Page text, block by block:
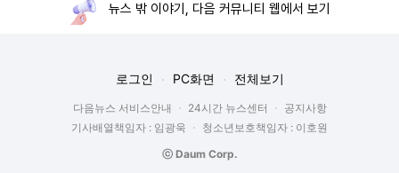
뉴스 밖 이야기, 다음 커뮤니티 웹에서 보기
로그인 PC화면 전체보기
다음뉴스 서비스안내 24시간 뉴스센터
공지사항
기사배열책임자 : 임광욱
청소년보호책임자 : 이호원
ⓒ Daum Corp.